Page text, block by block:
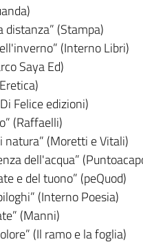
distanza” (Stampa)
(Interno Libri)
Saya Ed)
Felice edizioni)
(Raffaelli)
natura” (Moretti e Vitali)
dell'acqua”
e del tuono” (peQuod)
(Interno Poesia)
(Manni)
(Il ramo e la foglia)